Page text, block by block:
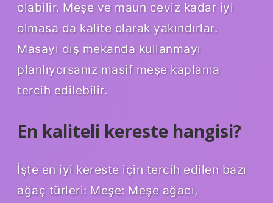
olabilir. Meşe ve maun ceviz kadar iyi
olmasa da kalite olarak yakındırlar.
Masayı dış mekanda kullanmayı
planlıyorsanız masif meşe kaplama
tercih edilebilir.
En kaliteli kereste hangisi?
İşte en iyi kereste için tercih edilen bazı
ağaç türleri: Meşe: Meşe ağacı,